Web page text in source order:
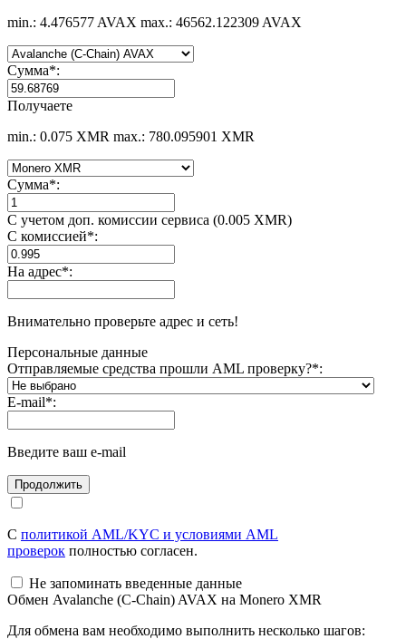
min.: 4.476577 AVAX max.: 46562.122309 AVAX
Сумма*:
Получаете
min.: 0.075 XMR max.: 780.095901 XMR
Сумма*:
С учетом доп. комиссии сервиса (0.005 XMR)
С комиссией*:
На адрес*:
Внимательно проверьте адрес и сеть!
Персональные данные
Отправляемые средства прошли AML проверку?*:
E-mail*:
Введите ваш e-mail
С политикой AML/KYC и условиями AML
проверок полностью согласен.
Не запоминать введенные данные
Обмен Avalanche (C-Chain) AVAX на Monero XMR
Для обмена вам необходимо выполнить несколько шагов: